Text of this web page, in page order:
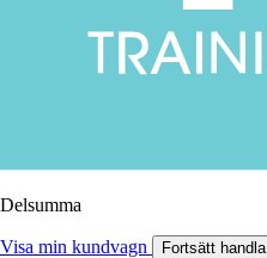
Delsumma
Visa min kundvagn Fortsätt handla